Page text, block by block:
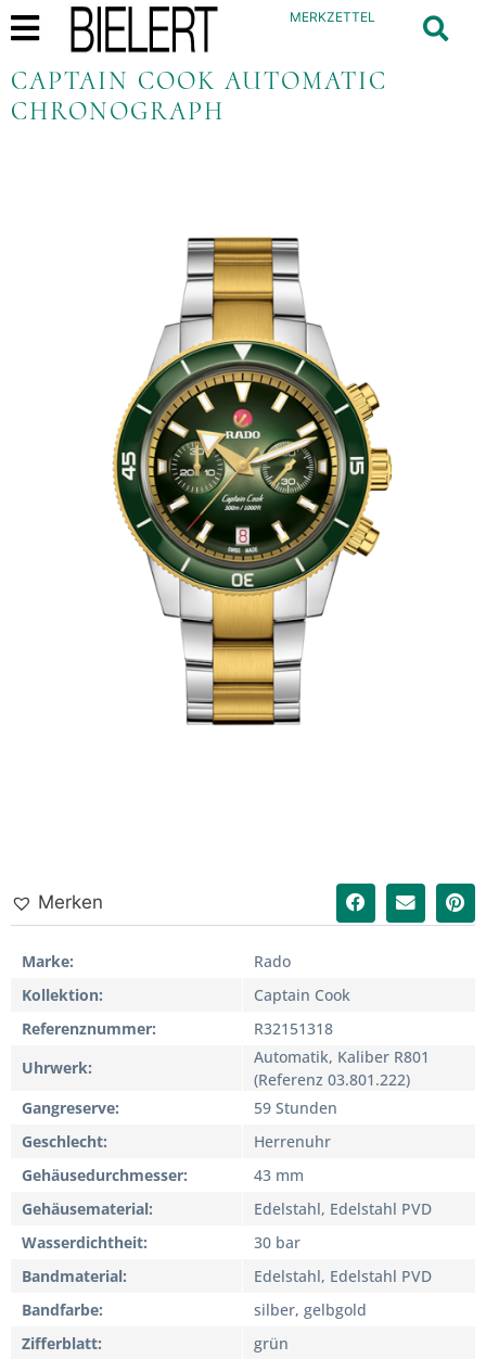
MERKZETTEL
CAPTAIN COOK AUTOMATIC
CHRONOGRAPH
Merken
Marke
Rado
Kollektion
Captain Cook
Referenznummer
R32151318
Uhrwerk
Automatik, Kaliber R801
(Referenz 03.801.222)
Gangreserve
59 Stunden
Geschlecht
Herrenuhr
Gehäusedurchmesser
43 mm
Gehäusematerial
Edelstahl, Edelstahl PVD
Wasserdichtheit
30 bar
Bandmaterial
Edelstahl, Edelstahl PVD
Bandfarbe
silber, gelbgold
Zifferblatt
grün